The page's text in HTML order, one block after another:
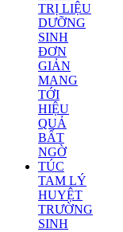
TRỊ LIỆU
DƯỠNG
SINH
ĐƠN
GIẢN
MANG
TỚI
HIỆU
QUẢ
BẤT
NGỜ
TÚC
TAM LÝ
HUYỆT
TRƯỜNG
SINH